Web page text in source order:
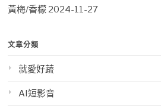
黃梅/香檬 2024-11-27
文章分類
就愛好蔬
AI短影音